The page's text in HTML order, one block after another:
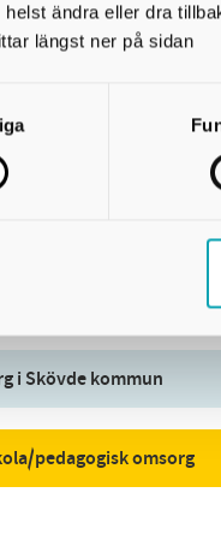
helst ändra eller dra
längst ner på sidan
eller
pedagogisk
verksamhet i
När ansökan
avseende fristående
i Skövde kommun
pedagogisk omsorg